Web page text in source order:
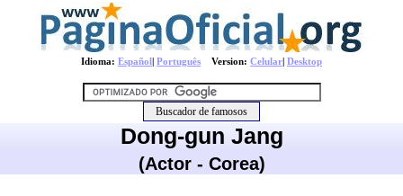
Idioma: Español| Português Version: Celular| Desktop
Dong-gun Jang
(Actor - Corea)